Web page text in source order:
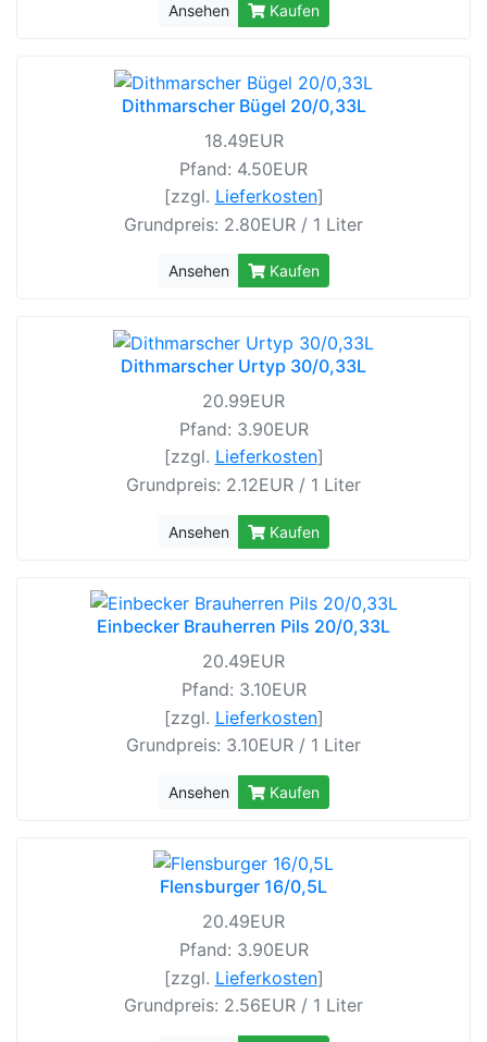
Ansehen Kaufen
Dithmarscher Bügel 20/0,33L
18.49EUR
Pfand: 4.50EUR
[zzgl. Lieferkosten]
Grundpreis: 2.80EUR / 1 Liter
Ansehen Kaufen
Dithmarscher Urtyp 30/0,33L
20.99EUR
Pfand: 3.90EUR
[zzgl. Lieferkosten]
Grundpreis: 2.12EUR / 1 Liter
Ansehen Kaufen
Einbecker Brauherren Pils 20/0,33L
20.49EUR
Pfand: 3.10EUR
[zzgl. Lieferkosten]
Grundpreis: 3.10EUR / 1 Liter
Ansehen Kaufen
Flensburger 16/0,5L
20.49EUR
Pfand: 3.90EUR
[zzgl. Lieferkosten]
Grundpreis: 2.56EUR / 1 Liter